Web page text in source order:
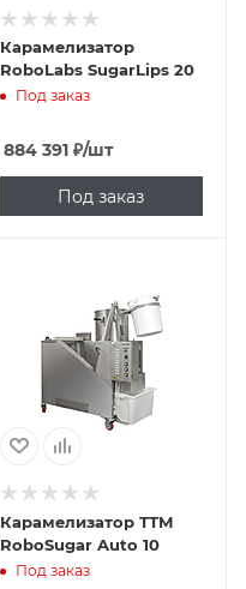
Карамелизатор
RoboLabs SugarLips 20
Под заказ
884 391₽/шт
Под заказ
Карамелизатор ТТМ
RoboSugar Auto 10
Под заказ